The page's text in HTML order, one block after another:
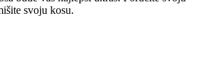
svoju kosu.